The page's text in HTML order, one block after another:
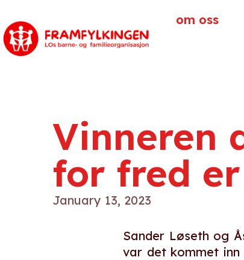
om oss
Vinneren
for fred
January 13, 2023
Sander Løseth og
var det kommet